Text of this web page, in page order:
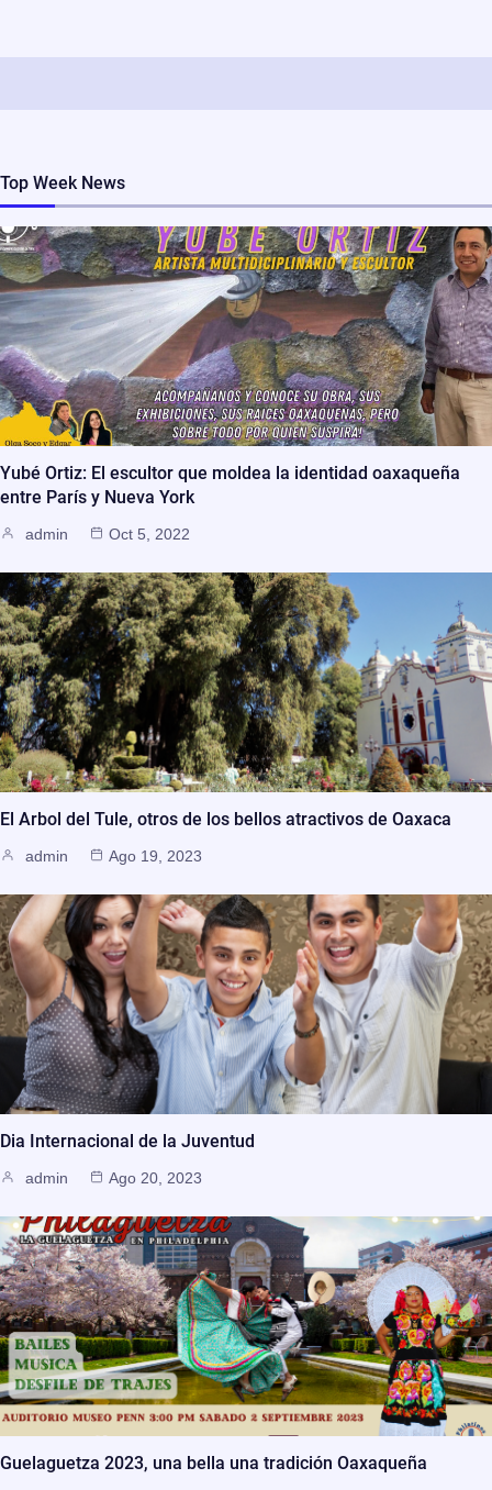
Top Week News
Yubé Ortiz: El escultor que moldea la identidad oaxaqueña
entre París y Nueva York
admin Oct 5, 2022
El Arbol del Tule, otros de los bellos atractivos de Oaxaca
admin Ago 19, 2023
Dia Internacional de la Juventud
admin Ago 20, 2023
Guelaguetza 2023, una bella una tradición Oaxaqueña